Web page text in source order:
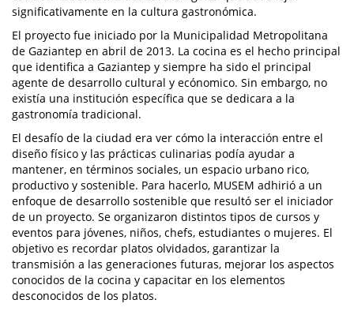
significativamente en la cultura gastronómica.
El proyecto fue iniciado por la Municipalidad Metropolitana
de Gaziantep en abril de 2013. La cocina es el hecho principal
que identifica a Gaziantep y siempre ha sido el principal
agente de desarrollo cultural y ecónomico. Sin embargo, no
existía una institución específica que se dedicara a la
gastronomía tradicional.
El desafío de la ciudad era ver cómo la interacción entre el
diseño físico y las prácticas culinarias podía ayudar a
mantener, en términos sociales, un espacio urbano rico,
productivo y sostenible. Para hacerlo, MUSEM adhirió a un
enfoque de desarrollo sostenible que resultó ser el iniciador
de un proyecto. Se organizaron distintos tipos de cursos y
eventos para jóvenes, niños, chefs, estudiantes o mujeres. El
objetivo es recordar platos olvidados, garantizar la
transmisión a las generaciones futuras, mejorar los aspectos
conocidos de la cocina y capacitar en los elementos
desconocidos de los platos.